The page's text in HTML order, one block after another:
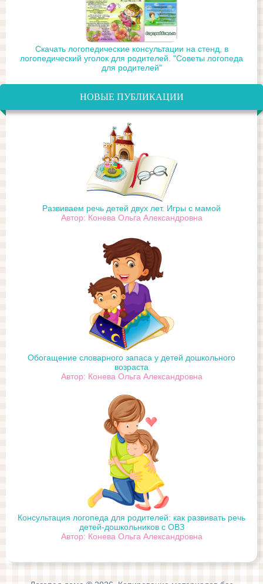
Скачать логопедические консультации на стенд, в
логопедический уголок для родителей. "Советы логопеда
для родителей"
НОВЫЕ ПУБЛИКАЦИИ
Развиваем речь детей двух лет. Игры с мамой
Автор: Конева Ольга Александровна
Обогащение словарного запаса у детей дошкольного
возраста
Автор: Конева Ольга Александровна
Консультация логопеда для родителей: как развивать речь
детей-дошкольников с ОВЗ
Автор: Конева Ольга Александровна